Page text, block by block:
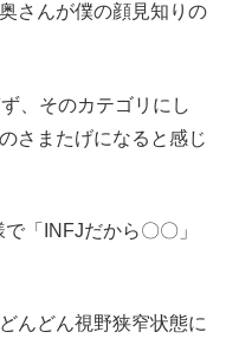
さんが僕の顔見知りの
、そのカテゴリにし
さまたげになると感じ
「INFJだから〇〇」
んどん視野狭窄状態に